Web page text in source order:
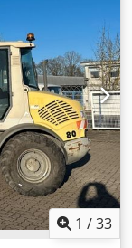
e comando
3050kg,
2023, foram
sistema de
SEM
erros
1 /33